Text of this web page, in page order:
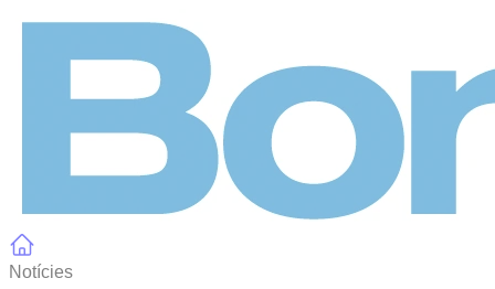
Notícies